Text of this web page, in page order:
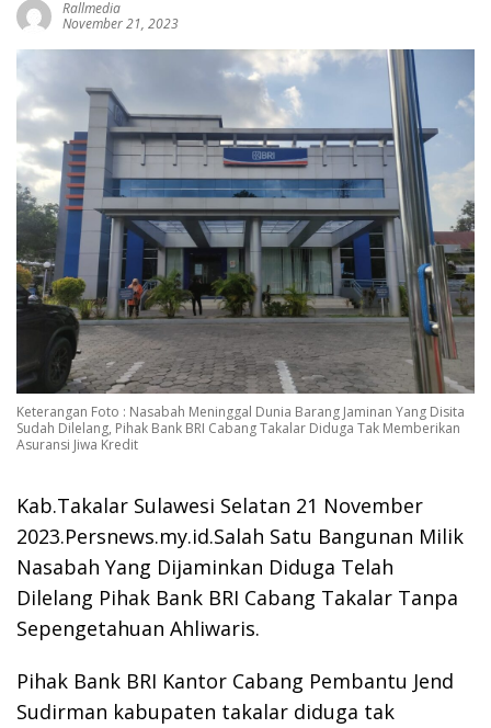
Rallmedia
November 21, 2023
Keterangan Foto : Nasabah Meninggal Dunia Barang Jaminan Yang Disita
Sudah Dilelang, Pihak Bank BRI Cabang Takalar Diduga Tak Memberikan
Asuransi Jiwa Kredit
Kab.Takalar Sulawesi Selatan 21 November
2023.Persnews.my.id.Salah Satu Bangunan Milik
Nasabah Yang Dijaminkan Diduga Telah
Dilelang Pihak Bank BRI Cabang Takalar Tanpa
Sepengetahuan Ahliwaris.
Pihak Bank BRI Kantor Cabang Pembantu Jend
Sudirman kabupaten takalar diduga tak